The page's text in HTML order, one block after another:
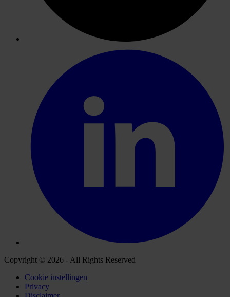
Copyright © 2026 - All Rights Reserved
Cookie instellingen
Privacy